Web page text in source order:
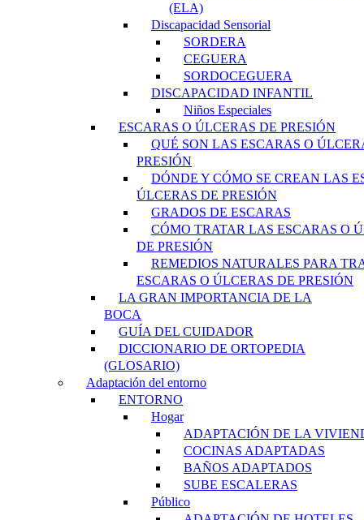
(ELA)
Discapacidad Sensorial
SORDERA
CEGUERA
SORDOCEGUERA
DISCAPACIDAD INFANTIL
Niños Especiales
ESCARAS O ÚLCERAS DE PRESIÓN
QUÉ SON LAS ESCARAS O
PRESIÓN
DÓNDE Y CÓMO SE CREAN LAS
ÚLCERAS DE PRESIÓN
GRADOS DE ESCARAS
CÓMO TRATAR LAS ESCARAS O
DE PRESIÓN
REMEDIOS NATURALES PARA
ESCARAS O ÚLCERAS DE PRESIÓN
LA GRAN IMPORTANCIA DE LA
BOCA
GUÍA DEL CUIDADOR
DICCIONARIO DE ORTOPEDIA
(GLOSARIO)
Adaptación del entorno
ENTORNO
Hogar
ADAPTACIÓN DE LA
COCINAS ADAPTADAS
BAÑOS ADAPTADOS
SUBE ESCALERAS
Público